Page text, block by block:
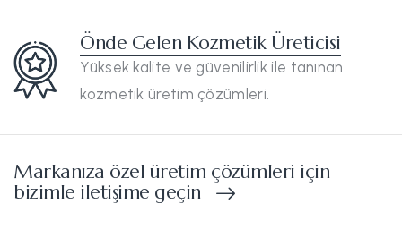
Önde Gelen Kozmetik Üreticisi
Yüksek kalite ve güvenilirlik ile tanınan
kozmetik üretim çözümleri.
Markanıza özel üretim çözümleri için
bizimle iletişime geçin